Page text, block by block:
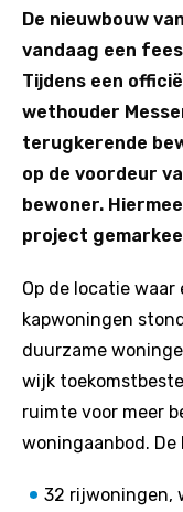
De nieuwbouw
vandaag een
Tijdens een
wethouder
terugkerende
op de voordeur
bewoner.
project
Op de locatie
kapwoningen
duurzame
wijk
ruimte voor meer
woningaanbod.
32 rijwoningen,